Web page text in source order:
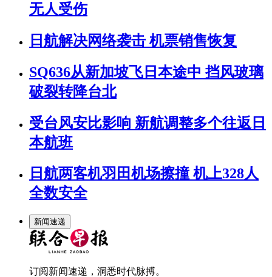
无人受伤
日航解决网络袭击 机票销售恢复
SQ636从新加坡飞日本途中 挡风玻璃
破裂转降台北
受台风安比影响 新航调整多个往返日
本航班
日航两客机羽田机场擦撞 机上328人
全数安全
新闻速递
订阅新闻速递，洞悉时代脉搏。